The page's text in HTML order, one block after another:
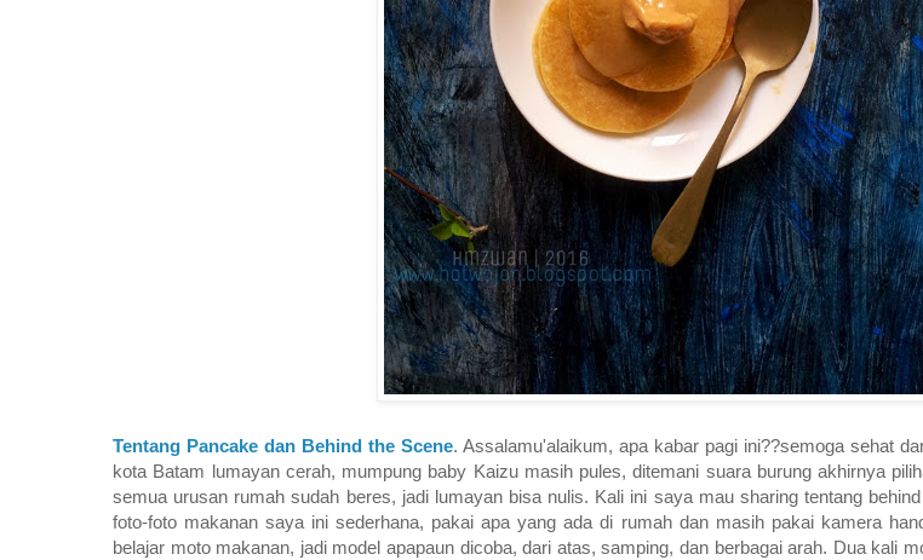
Tentang Pancake dan Behind the Scene. Assalamu'alaikum, apa kabar pagi ini??semoga sehat
kota Batam lumayan cerah, mumpung baby Kaizu masih pules, ditemani suara burung akhirnya
semua urusan rumah sudah beres, jadi lumayan bisa nulis. Kali ini saya mau sharing tentang
foto-foto makanan saya ini sederhana, pakai apa yang ada di rumah dan masih pakai kamera
belajar moto makanan, jadi model apapaun dicoba, dari atas, samping, dan berbagai arah. Dua kali